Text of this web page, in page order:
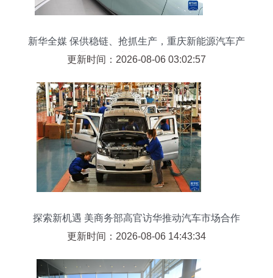
新华全媒 保供稳链、抢抓生产，重庆新能源汽车产
业发展提速与销售双轮驱动
更新时间：2026-08-06 03:02:57
探索新机遇 美商务部高官访华推动汽车市场合作
更新时间：2026-08-06 14:43:34